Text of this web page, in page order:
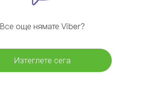
Все още нямате Viber?
Изтеглете сега